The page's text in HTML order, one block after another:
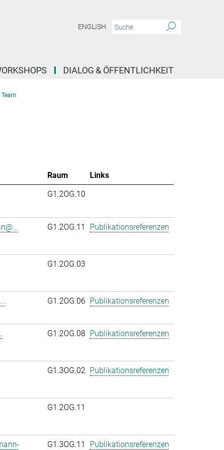
ENGLISH
DIALOG & ÖFFENTLICHKEIT
Team
Raum
Links
G1.2OG.10
G1.2OG.11 Publikationsreferenzen
G1.2OG.03
G1.2OG.06 Publikationsreferenzen
G1.2OG.08 Publikationsreferenzen
G1.3OG.02 Publikationsreferenzen
G1.2OG.11
G1.3OG.11
Publikationsreferenzen